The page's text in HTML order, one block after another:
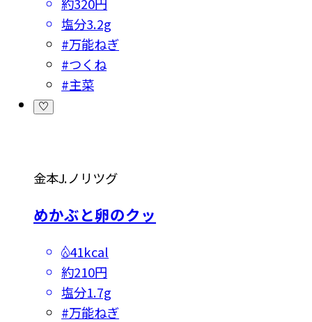
塩分3.2g
#万能ねぎ
#つくね
#主菜
金本J.ノリツグ
めかぶと卵のクッ
41kcal
約210円
塩分1.7g
#万能ねぎ